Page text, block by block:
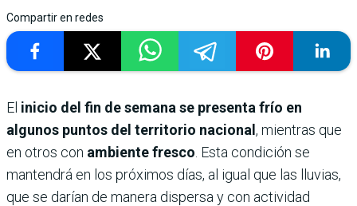
Compartir en redes
El inicio del fin de semana se presenta frío en
algunos puntos del territorio nacional , mientras que
en otros con ambiente fresco . Esta condición se
mantendrá en los próximos días, al igual que las lluvias,
que se darían de manera dispersa y con actividad